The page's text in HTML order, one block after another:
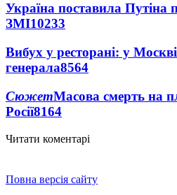
Україна поставила Путіна
ЗМІ10233
Вибух у ресторані: у
генерала8564
СюжетМасова смерть на
Росії8164
Читати коментарі
Повна версія сайту